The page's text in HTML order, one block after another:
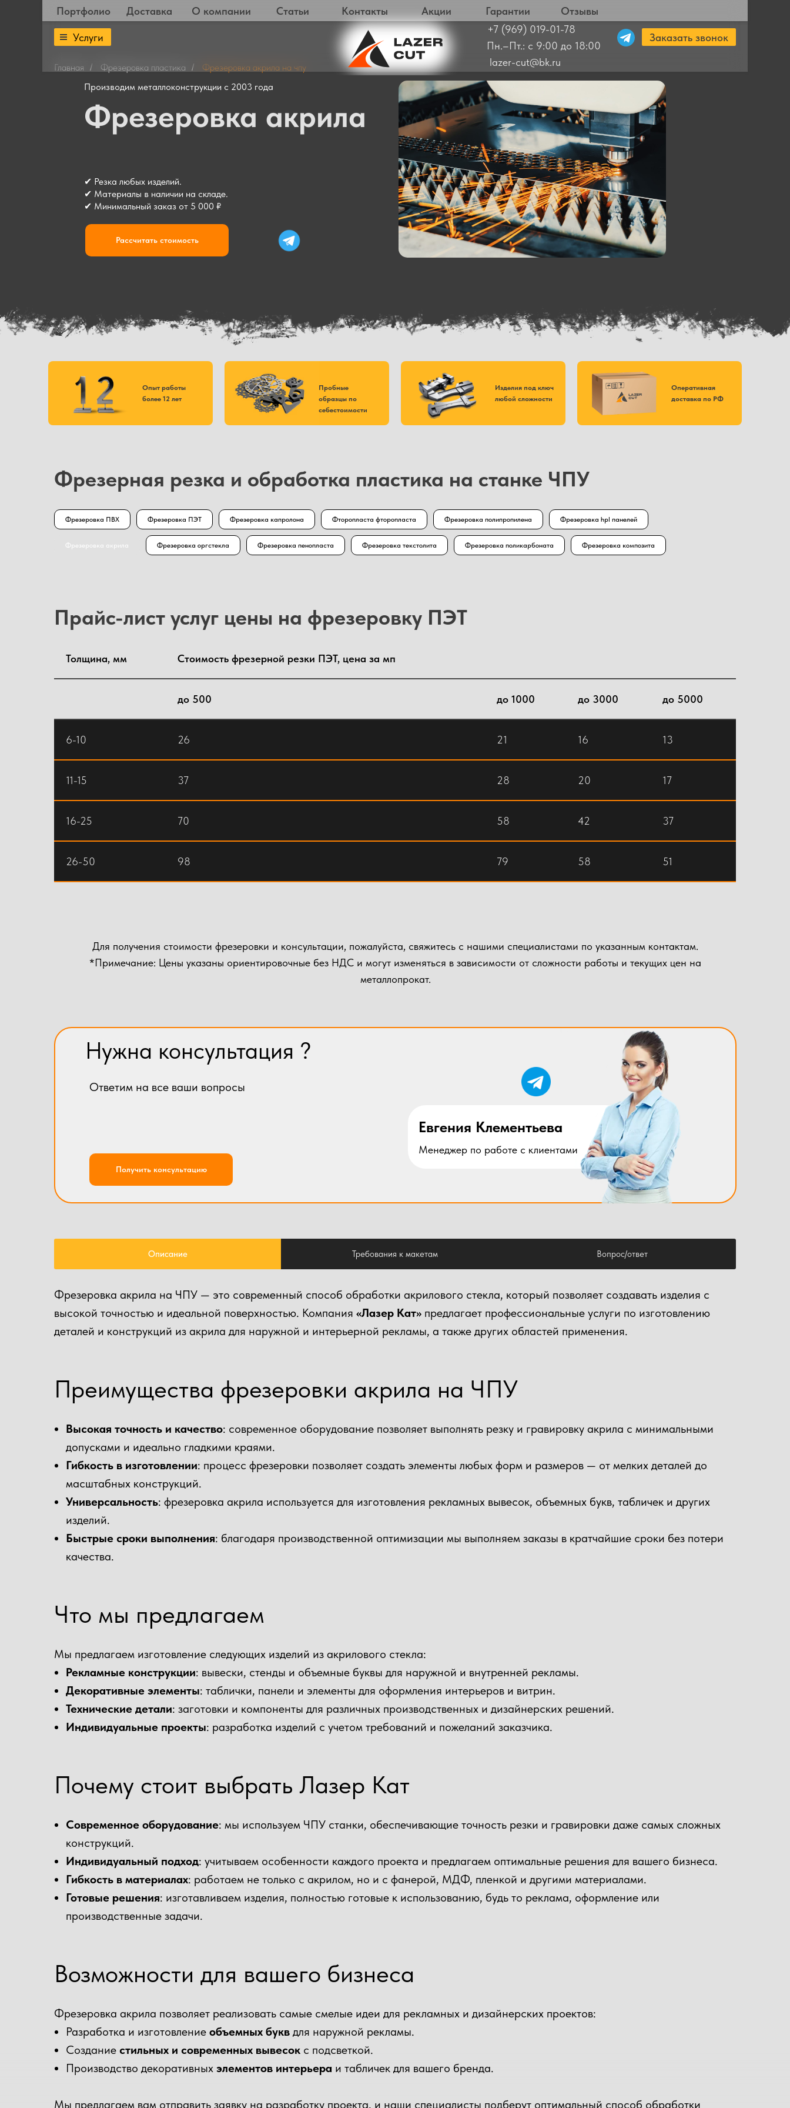
Заказать звонок
Портфолио Доставка О компании Статьи
Контакты
+7 (969) 019-01-78
Пн.–Пт.: с 9:00 до 18:00
Услуги
Акции Гарантии
lazer-cut@bk.ru
Отзывы
Главная / Фрезеровка пластика / Фрезеровка акрила на чпу
Фрезеровка акрила
✔ Резка любых изделий.
✔ Материалы в наличии на складе.
✔ Минимальный заказ от 5 000 ₽
Производим металлоконструкции с 2003 года
Рассчитать стоимость
Оперативная
доставка по РФ
Изделия под ключ
любой сложности
Пробные
образцы по
себестоимости
Опыт работы
более 12 лет
Фрезерная резка и обработка пластика на станке ЧПУ
Фрезеровка ПВХ Фрезеровка ПЭТ Фрезеровка капролона Фторопласта фторопласта Фрезеровка полипропилена Фрезеровка hpl панелей
Фрезеровка акрила Фрезеровка оргстекла Фрезеровка пенопласта Фрезеровка текстолита Фрезеровка поликарбоната Фрезеровка композита
Прайс-лист услуг цены на фрезеровку ПЭТ
Толщина, мм Стоимость фрезерной резки ПЭТ, цена за мп
до 500 до 1000 до 3000 до 5000
6-10 26 21 16 13
11-15 37 28 20 17
16-25 70 58 42 37
26-50 98 79 58 51
Для получения стоимости фрезеровки и консультации, пожалуйста, свяжитесь с нашими специалистами по указанным контактам.
*Примечание: Цены указаны ориентировочные без НДС и могут изменяться в зависимости от сложности работы и текущих цен на
металлопрокат.
Получить консультацию
Нужна консультация ?
Евгения Клементьева
Ответим на все ваши вопросы
Менеджер по работе с клиентами
Описание Требования к макетам Вопрос/ответ
Фрезеровка акрила на ЧПУ — это современный способ обработки акрилового стекла, который позволяет создавать изделия с
высокой точностью и идеальной поверхностью. Компания «Лазер Кат» предлагает профессиональные услуги по изготовлению
деталей и конструкций из акрила для наружной и интерьерной рекламы, а также других областей применения.
Преимущества фрезеровки акрила на ЧПУ
Высокая точность и качество: современное оборудование позволяет выполнять резку и гравировку акрила с минимальными
допусками и идеально гладкими краями.
Гибкость в изготовлении: процесс фрезеровки позволяет создать элементы любых форм и размеров — от мелких деталей до
масштабных конструкций.
Универсальность: фрезеровка акрила используется для изготовления рекламных вывесок, объемных букв, табличек и других
изделий.
Быстрые сроки выполнения: благодаря производственной оптимизации мы выполняем заказы в кратчайшие сроки без потери
качества.
Что мы предлагаем
Мы предлагаем изготовление следующих изделий из акрилового стекла:
Рекламные конструкции: вывески, стенды и объемные буквы для наружной и внутренней рекламы.
Декоративные элементы: таблички, панели и элементы для оформления интерьеров и витрин.
Технические детали: заготовки и компоненты для различных производственных и дизайнерских решений.
Индивидуальные проекты: разработка изделий с учетом требований и пожеланий заказчика.
Почему стоит выбрать Лазер Кат
Современное оборудование: мы используем ЧПУ станки, обеспечивающие точность резки и гравировки даже самых сложных
конструкций.
Индивидуальный подход: учитываем особенности каждого проекта и предлагаем оптимальные решения для вашего бизнеса.
Гибкость в материалах: работаем не только с акрилом, но и с фанерой, МДФ, пленкой и другими материалами.
Готовые решения: изготавливаем изделия, полностью готовые к использованию, будь то реклама, оформление или
производственные задачи.
Возможности для вашего бизнеса
Фрезеровка акрила позволяет реализовать самые смелые идеи для рекламных и дизайнерских проектов:
Разработка и изготовление объемных букв для наружной рекламы.
Создание стильных и современных вывесок с подсветкой.
Производство декоративных элементов интерьера и табличек для вашего бренда.
Мы предлагаем вам отправить заявку на разработку проекта, и наши специалисты подберут оптимальный способ обработки